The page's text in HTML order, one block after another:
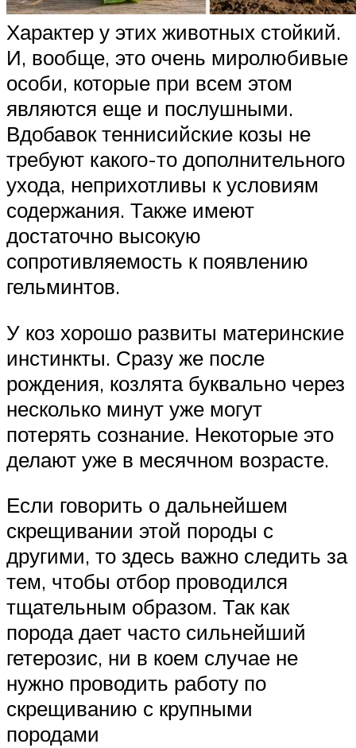
Характер у этих животных стойкий.
И, вообще, это очень миролюбивые
особи, которые при всем этом
являются еще и послушными.
Вдобавок теннисийские козы не
требуют какого-то дополнительного
ухода, неприхотливы к условиям
содержания. Также имеют
достаточно высокую
сопротивляемость к появлению
гельминтов.
У коз хорошо развиты материнские
инстинкты. Сразу же после
рождения, козлята буквально через
несколько минут уже могут
потерять сознание. Некоторые это
делают уже в месячном возрасте.
Если говорить о дальнейшем
скрещивании этой породы с
другими, то здесь важно следить за
тем, чтобы отбор проводился
тщательным образом. Так как
порода дает часто сильнейший
гетерозис, ни в коем случае не
нужно проводить работу по
скрещиванию с крупными
породами